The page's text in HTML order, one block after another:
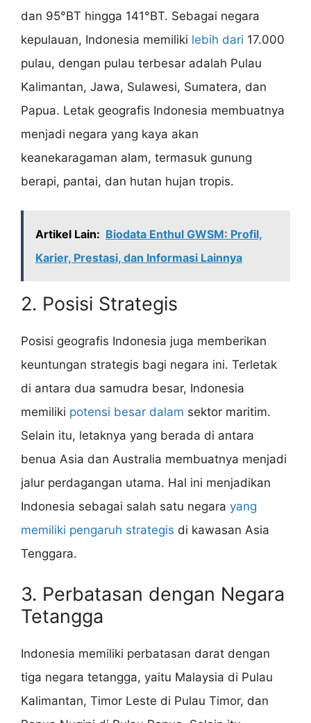
dan 95°BT hingga 141°BT. Sebagai negara
kepulauan, Indonesia memiliki lebih dari 17.000
pulau, dengan pulau terbesar adalah Pulau
Kalimantan, Jawa, Sulawesi, Sumatera, dan
Papua. Letak geografis Indonesia membuatnya
menjadi negara yang kaya akan
keanekaragaman alam, termasuk gunung
berapi, pantai, dan hutan hujan tropis.
Artikel Lain: Biodata Enthul GWSM: Profil,
Karier, Prestasi, dan Informasi Lainnya
2. Posisi Strategis
Posisi geografis Indonesia juga memberikan
keuntungan strategis bagi negara ini. Terletak
di antara dua samudra besar, Indonesia
memiliki potensi besar dalam sektor maritim.
Selain itu, letaknya yang berada di antara
benua Asia dan Australia membuatnya menjadi
jalur perdagangan utama. Hal ini menjadikan
Indonesia sebagai salah satu negara yang
memiliki pengaruh strategis di kawasan Asia
Tenggara.
3. Perbatasan dengan Negara
Tetangga
Indonesia memiliki perbatasan darat dengan
tiga negara tetangga, yaitu Malaysia di Pulau
Kalimantan, Timor Leste di Pulau Timor, dan